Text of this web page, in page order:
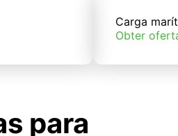
Carga
Obter
para